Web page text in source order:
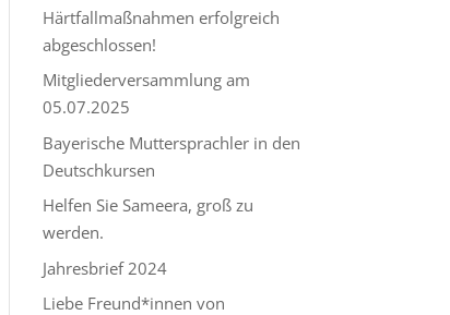
Härtfallmaßnahmen erfolgreich
abgeschlossen!
Mitgliederversammlung am
05.07.2025
Bayerische Muttersprachler in den
Deutschkursen
Helfen Sie Sameera, groß zu
werden.
Jahresbrief 2024
Liebe Freund*innen von